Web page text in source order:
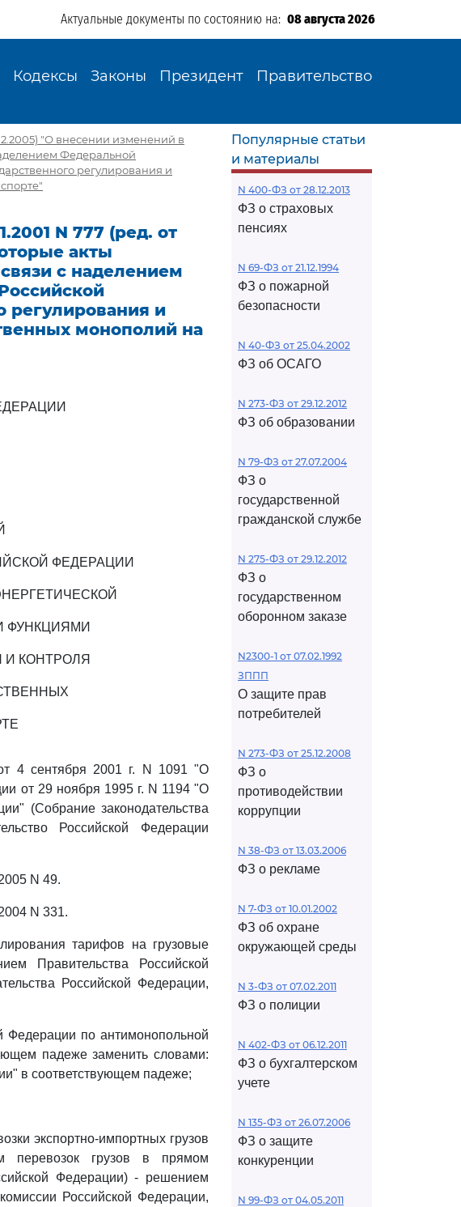
Актуальные документы по состоянию на: 08 августа 2026
Кодексы Законы Президент Правительство
"О внесении изменений в
Федеральной
регулирования и
N 777 (ред. от
акты
с наделением
регулирования и
монополий на
ФЕДЕРАЦИИ
ФУНКЦИЯМИ
И КОНТРОЛЯ
4 сентября 2001 г. N 1091 "О
от 29 ноября 1995 г. N 1194 "О
(Собрание законодательства
Российской Федерации
N 49.
N 331.
тарифов на грузовые
Правительства Российской
Российской Федерации,
Федерации по антимонопольной
падеже заменить словами:
в соответствующем падеже;
экспортно-импортных грузов
перевозок грузов в прямом
Федерации) - решением
Российской Федерации,
Популярные статьи
и материалы
N 400-ФЗ от 28.12.2013
ФЗ о страховых
пенсиях
N 69-ФЗ от 21.12.1994
ФЗ о пожарной
безопасности
N 40-ФЗ от 25.04.2002
ФЗ об ОСАГО
N 273-ФЗ от 29.12.2012
ФЗ об образовании
N 79-ФЗ от 27.07.2004
ФЗ о
государственной
гражданской службе
N 275-ФЗ от 29.12.2012
ФЗ о
государственном
оборонном заказе
N2300-1 от 07.02.1992
ЗППП
О защите прав
потребителей
N 273-ФЗ от 25.12.2008
ФЗ о
противодействии
коррупции
N 38-ФЗ от 13.03.2006
ФЗ о рекламе
N 7-ФЗ от 10.01.2002
ФЗ об охране
окружающей среды
N 3-ФЗ от 07.02.2011
ФЗ о полиции
N 402-ФЗ от 06.12.2011
ФЗ о бухгалтерском
учете
N 135-ФЗ от 26.07.2006
ФЗ о защите
конкуренции
N 99-ФЗ от 04.05.2011